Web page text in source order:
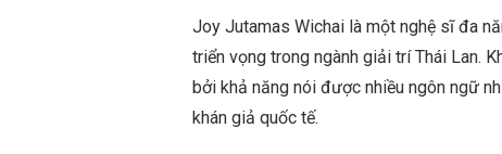
Joy Jutamas Wichai là một nghệ sĩ đa
triển vọng trong ngành giải trí Thái Lan.
bởi khả năng nói được nhiều ngôn ngữ
khán giả quốc tế.